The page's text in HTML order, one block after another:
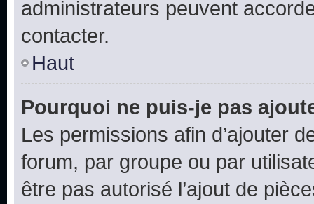
administrateurs peuvent
contacter.
Haut
Pourquoi ne puis-je pas
Les permissions afin d’ajouter
forum, par groupe ou par
être pas autorisé l’ajout de